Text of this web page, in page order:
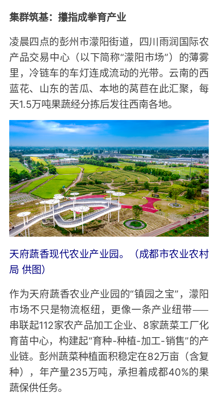
集群筑基：攥指成拳育产业
凌晨四点的彭州市濛阳街道，四川雨润国际农
产品交易中心（以下简称“濛阳市场”）的薄雾
里，冷链车的车灯连成流动的光带。云南的西
蓝花、山东的苦瓜、本地的莴苣在此汇聚，每
天1.5万吨果蔬经分拣后发往西南各地。
天府蔬香现代农业产业园。（成都市农业农村
局 供图）
作为天府蔬香农业产业园的“镇园之宝”，濛阳
市场不只是物流枢纽，更像一条产业纽带——
串联起112家农产品加工企业、8家蔬菜工厂化
育苗中心，构建起“育种-种植-加工-销售”的产
业链。彭州蔬菜种植面积稳定在82万亩（含复
种），年产量235万吨，承担着成都40%的果
蔬保供任务。